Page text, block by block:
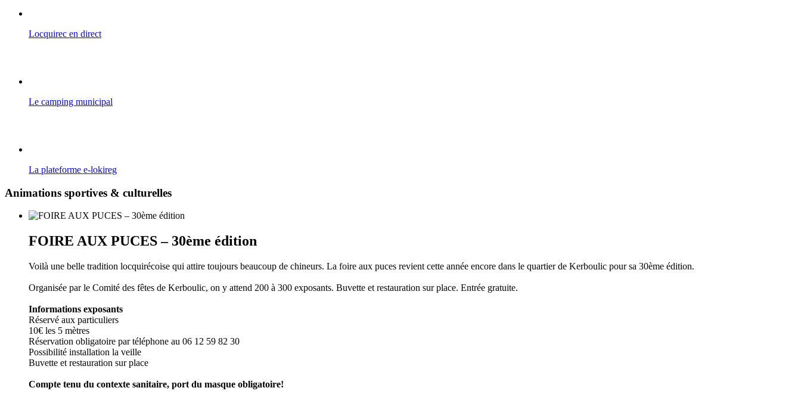
Locquirec en direct
Le camping municipal
La plateforme e-lokireg
Animations sportives & culturelles
FOIRE AUX PUCES – 30ème édition
Voilà une belle tradition locquirécoise qui attire toujours beaucoup de chineurs. La foire aux puces revient cette année encore dans le quartier de Kerboulic pour sa 30ème édition.
Organisée par le Comité des fêtes de Kerboulic, on y attend 200 à 300 exposants. Buvette et restauration sur place. Entrée gratuite.
Informations exposants
Réservé aux particuliers
10€ les 5 mètres
Réservation obligatoire par téléphone au 06 12 59 82 30
Possibilité installation la veille
Buvette et restauration sur place
Compte tenu du contexte sanitaire, port du masque obligatoire!